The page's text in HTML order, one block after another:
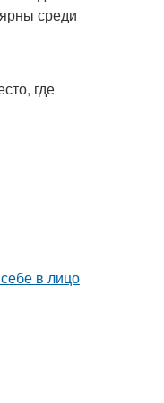
среди
где
в лицо